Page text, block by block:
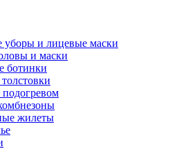
уборы и лицевые маски
и маски
ботинки
жилеты